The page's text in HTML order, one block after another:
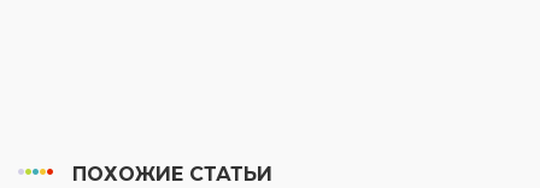
ПОХОЖИЕ СТАТЬИ